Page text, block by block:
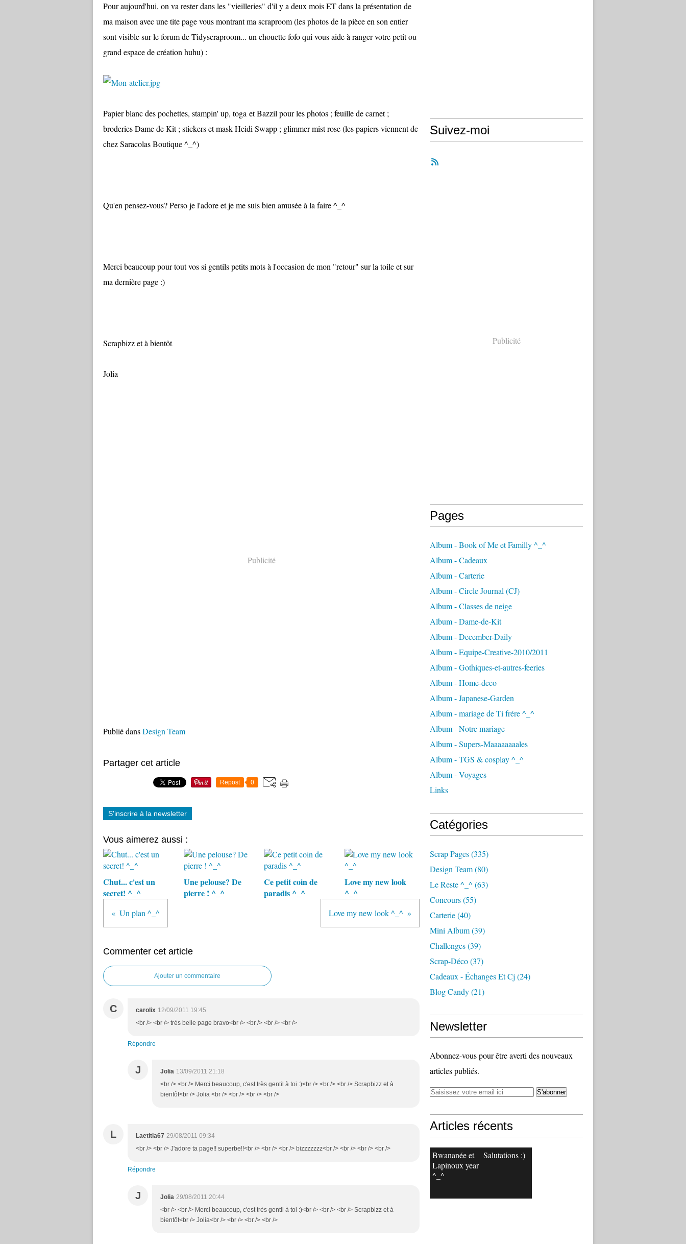
Pour aujourd'hui, on va rester dans les "vieilleries" d'il y a deux mois ET dans la présentation de
ma maison avec une tite page vous montrant ma scraproom (les photos de la pièce en son entier
sont visible sur le forum de Tidyscraproom... un chouette fofo qui vous aide à ranger votre petit ou
grand espace de création huhu) :
Papier blanc des pochettes, stampin' up, toga et Bazzil pour les photos ; feuille de carnet ;
broderies Dame de Kit ; stickers et mask Heidi Swapp ; glimmer mist rose (les papiers viennent de
chez Saracolas Boutique ^_^)
Qu'en pensez-vous? Perso je l'adore et je me suis bien amusée à la faire ^_^
Merci beaucoup pour tout vos si gentils petits mots à l'occasion de mon "retour" sur la toile et sur
ma dernière page :)
Scrapbizz et à bientôt
Jolia
Publicité
Publié dansDesign Team
Partager cet article
Repost 0
S'inscrire à la newsletter
Vous aimerez aussi :
Chut... c'est un
secret! ^_^
Une pelouse? De
pierre ! ^_^
Ce petit coin de
paradis ^_^
Love my new look
^_^
Un plan ^_^ Love my new look ^_^
Commenter cet article
Ajouter un commentaire
C carolix 12/09/2011 19:45
<br /> <br /> très belle page bravo<br /> <br /> <br /> <br />
Répondre
J Jolia 13/09/2011 21:18
<br /> <br /> Merci beaucoup, c'est très gentil à toi :)<br /> <br /> <br /> Scrapbizz et à
bientôt<br /> Jolia <br /> <br /> <br /> <br />
L Laetitia67 29/08/2011 09:34
<br /> <br /> J'adore ta page!! superbe!!<br /> <br /> <br /> bizzzzzzz<br /> <br /> <br /> <br />
Répondre
J Jolia 29/08/2011 20:44
<br /> <br /> Merci beaucoup, c'est très gentil à toi :)<br /> <br /> <br /> Scrapbizz et à
bientôt<br /> Jolia<br /> <br /> <br /> <br />
Suivez-moi
Publicité
Pages
Album - Book of Me et Familly ^_^
Album - Cadeaux
Album - Carterie
Album - Circle Journal (CJ)
Album - Classes de neige
Album - Dame-de-Kit
Album - December-Daily
Album - Equipe-Creative-2010/2011
Album - Gothiques-et-autres-feeries
Album - Home-deco
Album - Japanese-Garden
Album - mariage de Ti frére ^_^
Album - Notre mariage
Album - Supers-Maaaaaaaales
Album - TGS & cosplay ^_^
Album - Voyages
Links
Catégories
Scrap Pages(335)
Design Team(80)
Le Reste ^_^ (63)
Concours(55)
Carterie(40)
Mini Album(39)
Challenges(39)
Scrap-Déco(37)
Cadeaux - Échanges Et Cj (24)
Blog Candy(21)
Newsletter
Abonnez-vous pour être averti des nouveaux
articles publiés.
Articles récents
Bwananée et
Lapinoux year
^_^
Salutations :)